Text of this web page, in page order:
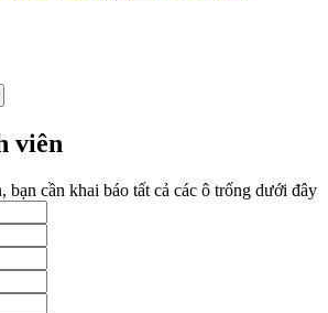
viên
bạn cần khai báo tất cả các ô trống dưới đây